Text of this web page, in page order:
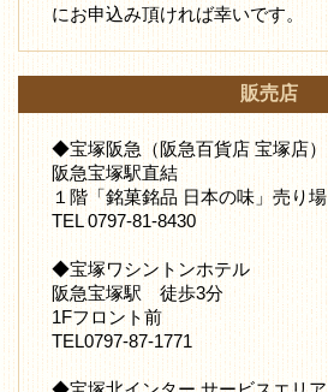
にお申込み頂ければ幸いです。
販売店
◆宝塚阪急（阪急百貨店 宝塚店）
阪急宝塚駅直結
１階「銘菓銘品 日本の味」売り場
TEL 0797-81-8430
◆宝塚ワシントンホテル
阪急宝塚駅 徒歩3分
1Fフロント前
TEL0797-87-1771